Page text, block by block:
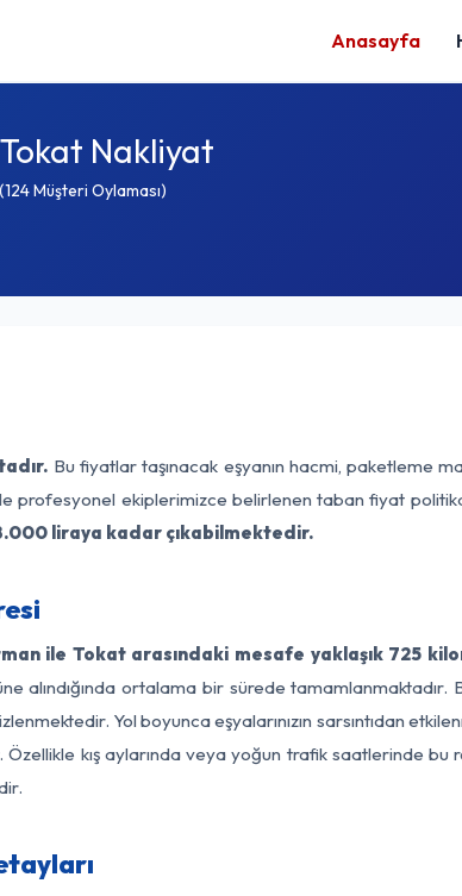
Anasayfa
Nakliyat
(124 Müşteri Oylaması)
Bu fiyatlar taşınacak eşyanın hacmi, paketleme
profesyonel ekiplerimizce belirlenen taban fiyat
liraya kadar çıkabilmektedir.
ile Tokat arasındaki mesafe yaklaşık 725
alındığında ortalama bir sürede
Yol boyunca eşyalarınızın sarsıntıdan
kış aylarında veya yoğun trafik saatlerinde bu